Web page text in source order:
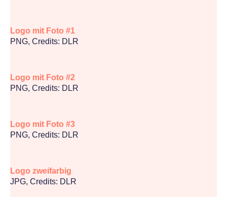
Logo mit Foto #1
PNG, Credits: DLR
Logo mit Foto #2
PNG, Credits: DLR
Logo mit Foto #3
PNG, Credits: DLR
Logo zweifarbig
JPG, Credits: DLR